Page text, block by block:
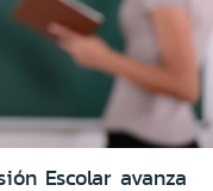
Escolar avanza